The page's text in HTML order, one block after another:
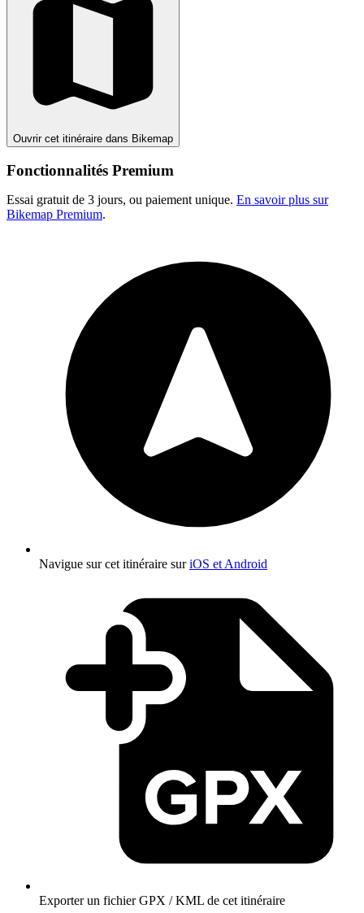
Ouvrir cet itinéraire dans Bikemap
Fonctionnalités Premium
Essai gratuit de 3 jours, ou paiement unique. En savoir plus sur
Bikemap Premium.
Navigue sur cet itinéraire suriOS et Android
Exporter un fichier GPX / KML de cet itinéraire